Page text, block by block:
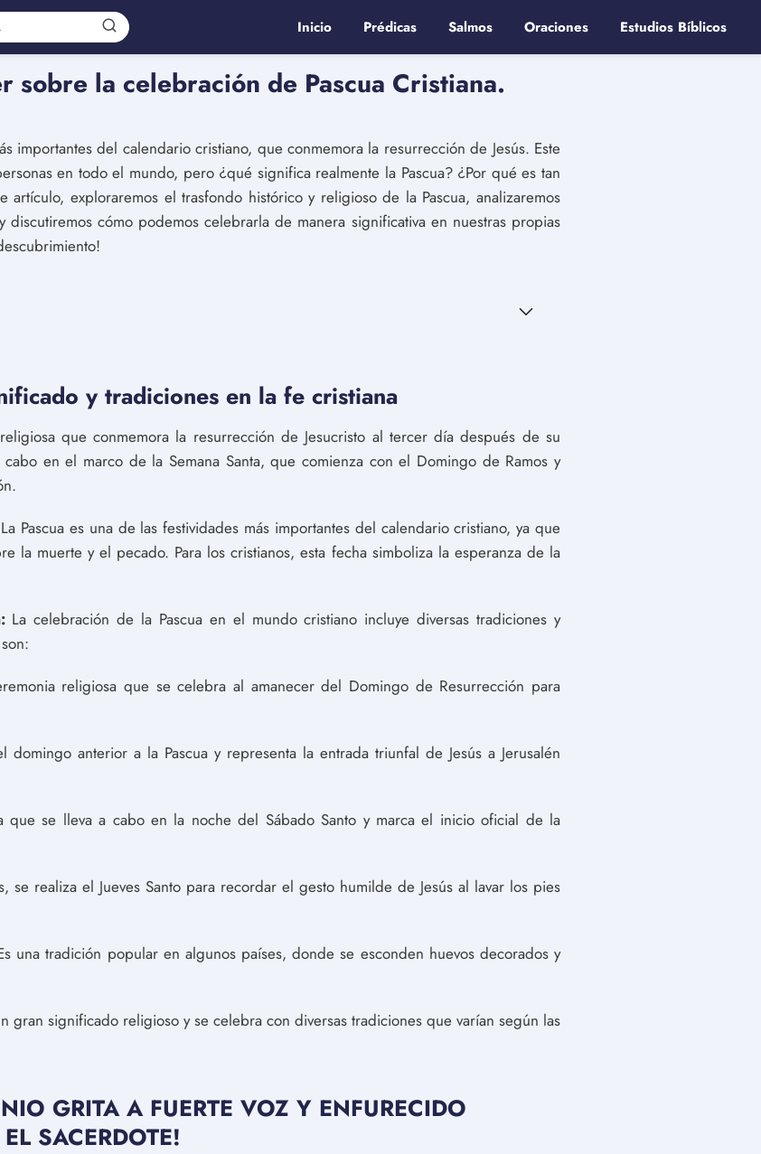
Inicio Prédicas Salmos Oraciones Estudios Bíblicos
sobre la celebración de Pascua Cristiana.
importantes del calendario cristiano, que conmemora la resurrección de Jesús. Este
en todo el mundo, pero ¿qué significa realmente la Pascua? ¿Por qué es tan
artículo, exploraremos el trasfondo histórico y religioso de la Pascua, analizaremos
discutiremos cómo podemos celebrarla de manera significativa en nuestras propias
y tradiciones en la fe cristiana
que conmemora la resurrección de Jesucristo al tercer día después de su
en el marco de la Semana Santa, que comienza con el Domingo de Ramos y
La Pascua es una de las festividades más importantes del calendario cristiano, ya que
la muerte y el pecado. Para los cristianos, esta fecha simboliza la esperanza de la
La celebración de la Pascua en el mundo cristiano incluye diversas tradiciones y
religiosa que se celebra al amanecer del Domingo de Resurrección para
anterior a la Pascua y representa la entrada triunfal de Jesús a Jerusalén
que se lleva a cabo en la noche del Sábado Santo y marca el inicio oficial de la
se realiza el Jueves Santo para recordar el gesto humilde de Jesús al lavar los pies
una tradición popular en algunos países, donde se esconden huevos decorados y
gran significado religioso y se celebra con diversas tradiciones que varían según las
GRITA A FUERTE VOZ Y ENFURECIDO
SACERDOTE!